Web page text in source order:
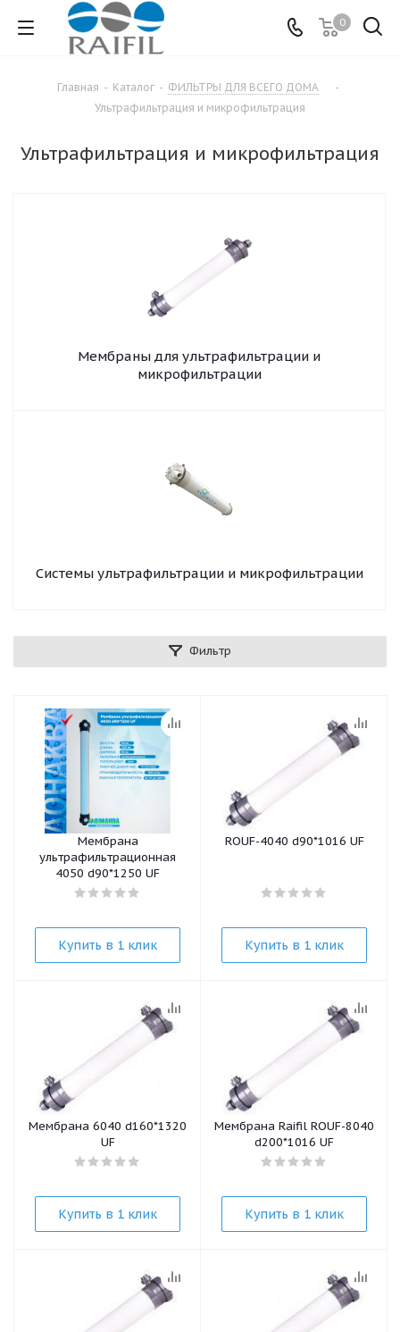
0
Главная - Каталог - ФИЛЬТРЫ ДЛЯ ВСЕГО ДОМА
-
Ультрафильтрация и микрофильтрация
Ультрафильтрация и микрофильтрация
Мембраны для ультрафильтрации и
микрофильтрации
Системы ультрафильтрации и микрофильтрации
Фильтр
Мембрана
ультрафильтрационная
4050 d90*1250 UF
Купить в 1 клик
ROUF-4040 d90*1016 UF
Купить в 1 клик
Мембрана 6040 d160*1320
UF
Купить в 1 клик
Мембрана Raifil ROUF-8040
d200*1016 UF
Купить в 1 клик